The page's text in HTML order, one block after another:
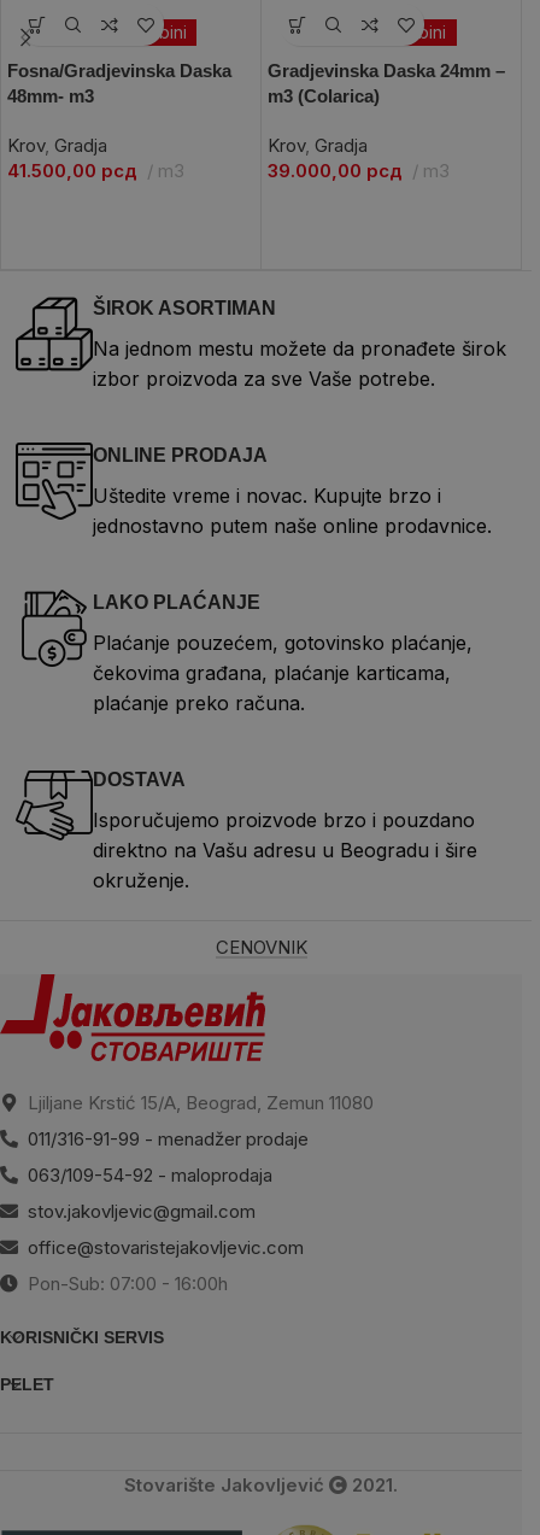
Po porudžbini
Fosna/Gradjevinska Daska
48mm- m3
Krov, Gradja
41.500,00 рсд m3
Po porudžbini
Gradjevinska Daska 24mm –
m3 (Colarica)
Krov, Gradja
39.000,00 рсд m3
ŠIROK ASORTIMAN
Na jednom mestu možete da pronađete širok
izbor proizvoda za sve Vaše potrebe.
ONLINE PRODAJA
Uštedite vreme i novac. Kupujte brzo i
jednostavno putem naše online prodavnice.
LAKO PLAĆANJE
Plaćanje pouzećem, gotovinsko plaćanje,
čekovima građana, plaćanje karticama,
plaćanje preko računa.
DOSTAVA
Isporučujemo proizvode brzo i pouzdano
direktno na Vašu adresu u Beogradu i šire
okruženje.
CENOVNIK
Ljiljane Krstić 15/A, Beograd, Zemun 11080
011/316-91-99 - menadžer prodaje
063/109-54-92 - maloprodaja
stov.jakovljevic@gmail.com
office@stovaristejakovljevic.com
Pon-Sub: 07:00 - 16:00h
KORISNIČKI SERVIS
PELET
Stovarište Jakovljević 2021.